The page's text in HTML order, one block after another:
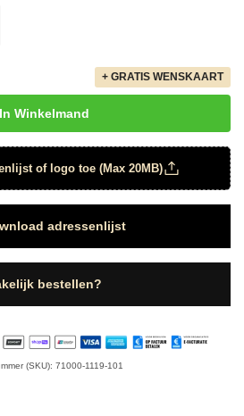
+ GRATIS WENSKAART
In Winkelmand
of logo toe (Max 20MB)
adressenlijst
bestellen?
(SKU): 71000-1119-101